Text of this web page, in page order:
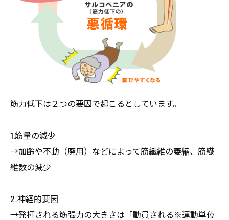
筋力低下は２つの要因で起こるとしています。
1.筋量の減少
→加齢や不動（廃用）などによって筋繊維の萎縮、筋繊
維数の減少
2..神経的要因
→発揮される筋張力の大きさは「動員される※運動単位